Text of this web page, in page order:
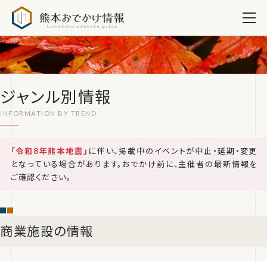
ジャンル別情報
「令和8年熊本地震」 に伴い、掲載中のイベントが中止・延期・変更
となっている場合があります。おでかけ前に、主催者の最新情報を
ご確認ください。
商業施設の情報